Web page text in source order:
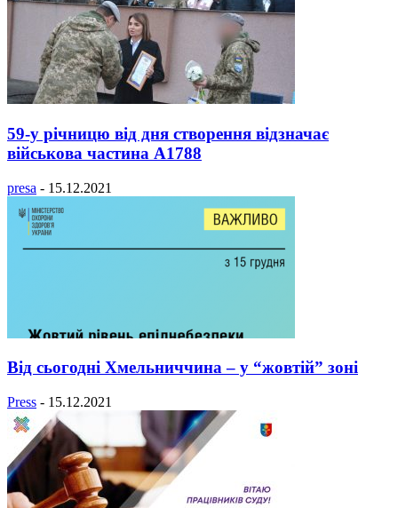
59-у річницю від дня створення відзначає
військова частина А1788
presa - 15.12.2021
Від сьогодні Хмельниччина – у “жовтій” зоні
Press - 15.12.2021